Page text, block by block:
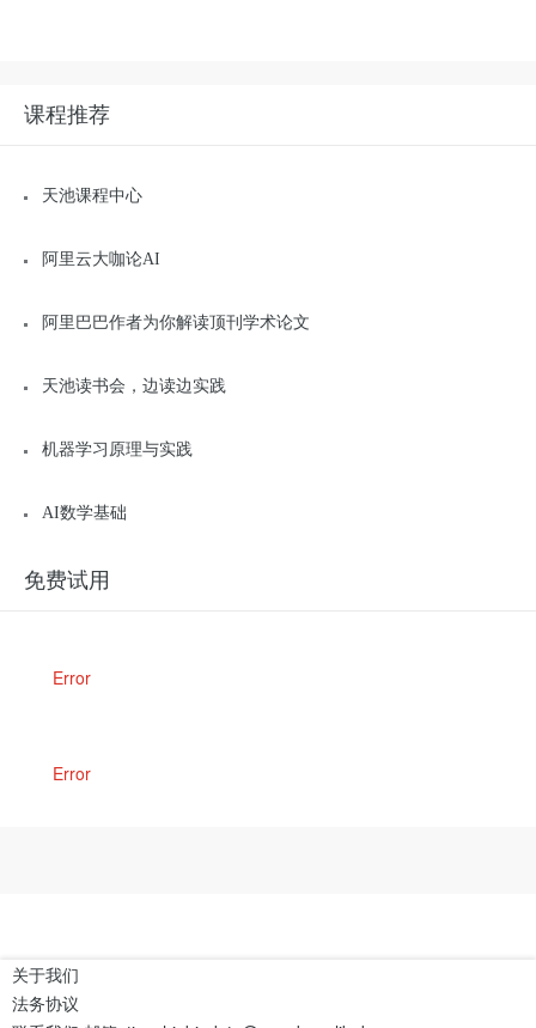
课程推荐
天池课程中心
阿里云大咖论AI
阿里巴巴作者为你解读顶刊学术论文
天池读书会，边读边实践
机器学习原理与实践
AI数学基础
免费试用
Error
Error
关于我们
法务协议